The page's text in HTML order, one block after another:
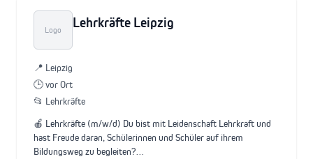
Logo Lehrkräfte Leipzig
📍 Leipzig
🕒 vor Ort
📂 Lehrkräfte
🍎 Lehrkräfte (m/w/d) Du bist mit Leidenschaft Lehrkraft und
hast Freude daran, Schülerinnen und Schüler auf ihrem
Bildungsweg zu begleiten?…